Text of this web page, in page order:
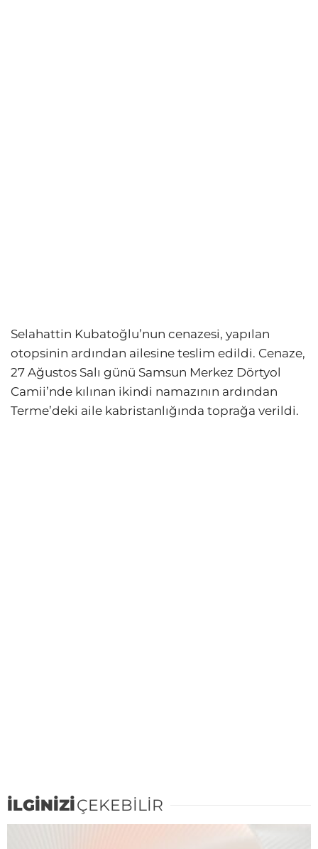
Selahattin Kubatoğlu’nun cenazesi, yapılan
otopsinin ardından ailesine teslim edildi. Cenaze,
27 Ağustos Salı günü Samsun Merkez Dörtyol
Camii’nde kılınan ikindi namazının ardından
Terme’deki aile kabristanlığında toprağa verildi.
İLGİNİZİÇEKEBİLİR